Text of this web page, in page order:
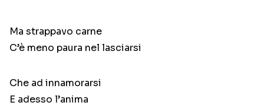
Ma strappavo carne
C’è meno paura nel lasciarsi
Che ad innamorarsi
E adesso l’anima